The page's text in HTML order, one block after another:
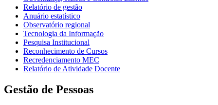
Relatório de gestão
Anuário estatístico
Observatório regional
Tecnologia da Informação
Pesquisa Institucional
Reconhecimento de Cursos
Recredenciamento MEC
Relatório de Atividade Docente
Gestão de Pessoas